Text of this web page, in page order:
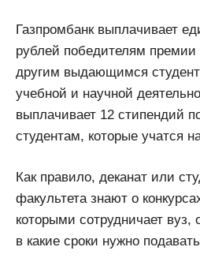
Газпромбанк выплачивает
рублей победителям премии
другим выдающимся
учебной и научной
выплачивает 12 стипендий
студентам, которые учатся
Как правило, деканат или
факультета знают о
которыми сотрудничает вуз,
в какие сроки нужно